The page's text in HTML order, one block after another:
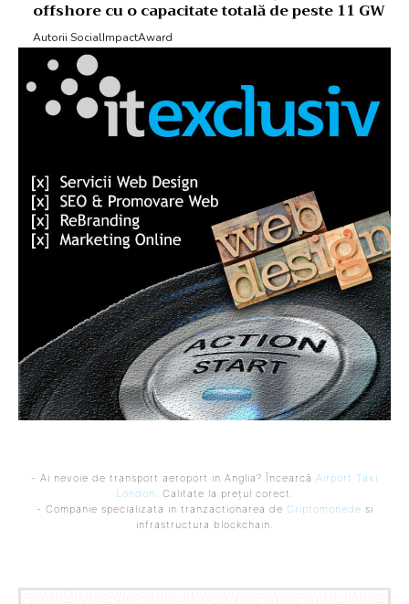
offshore cu o capacitate totală de peste 11 GW
Autorii SocialImpactAward
- Ai nevoie de transport aeroport in Anglia? Încearcă Airport Taxi
London. Calitate la prețul corect.
- Companie specializata in tranzactionarea de Criptomonede si
infrastructura blockchain.